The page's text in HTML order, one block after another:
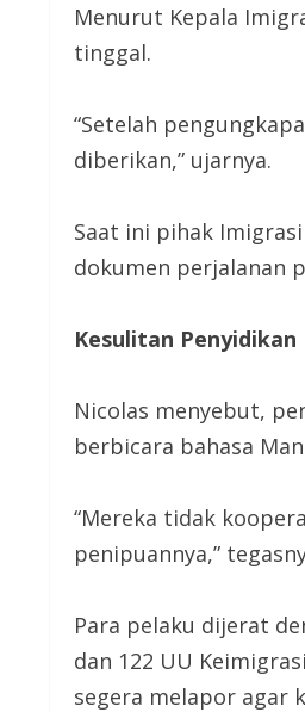
Menurut Kepala
tinggal.
“Setelah
diberikan,” ujarnya.
Saat ini pihak
dokumen perjalanan
Kesulitan Penyidikan
Nicolas menyebut,
berbicara bahasa
“Mereka tidak
penipuannya,”
Para pelaku dijerat
dan 122 UU
segera melapor agar